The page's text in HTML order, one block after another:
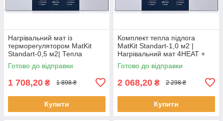
Нагрівальний мат із
терморегулятором MatKit
Standart-0,5 м2| Тепла
підлога під плитку 4HEAT
Готово до відправки
1 708,20 ₴ 1 898 ₴
Купити
Комплект тепла підлога
MatKit Standart-1,0 м2 |
Нагрівальний мат 4HEAT +
терморегулятор
Готово до відправки
2 068,20 ₴ 2 298 ₴
Купити